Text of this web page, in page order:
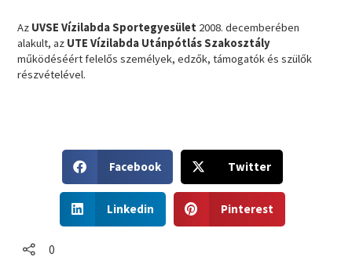
Az UVSE Vízilabda Sportegyesület 2008. decemberében
alakult, az UTE Vízilabda Utánpótlás Szakosztály
működéséért felelős személyek, edzők, támogatók és szülők
részvételével.
h
a
r
Facebook
h
a
Twitter
h
a
Linkedin
h
a
Pinterest
0